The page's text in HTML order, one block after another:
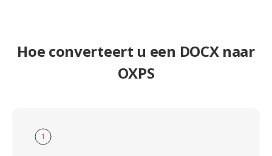
Hoe converteert u een DOCX naar
OXPS
1